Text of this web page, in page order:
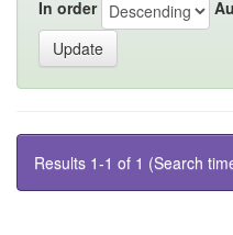
In order
Results 1-1 of 1 (Search